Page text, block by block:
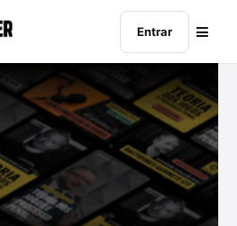
Entrar